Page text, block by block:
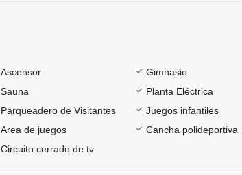
Ascensor
Gimnasio
Sauna
Planta Eléctrica
Parqueadero de Visitantes
Juegos infantiles
Area de juegos
Cancha polideportiva
Circuito cerrado de tv